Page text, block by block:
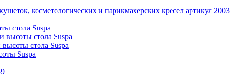
косметологических и парикмахерских кресел артикул 2003
стола Suspa
высоты стола Suspa
стола Suspa
Suspa